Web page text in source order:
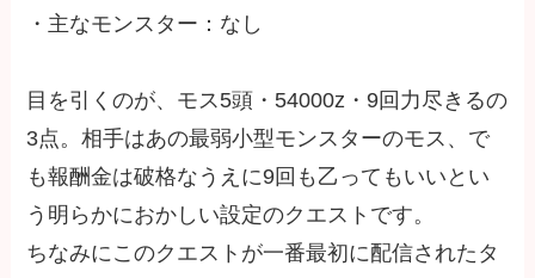
・主なモンスター：なし
目を引くのが、モス5頭・54000z・9回力尽きるの
3点。相手はあの最弱小型モンスターのモス、で
も報酬金は破格なうえに9回も乙ってもいいとい
う明らかにおかしい設定のクエストです。
ちなみにこのクエストが一番最初に配信されたタ